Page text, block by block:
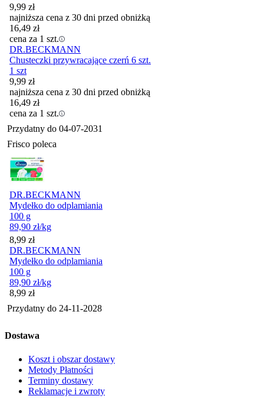
9,99 zł
najniższa cena z 30 dni przed obniżką
16,49 zł
cena za 1 szt.
DR.BECKMANN
Chusteczki przywracające czerń 6 szt.
1 szt
9,99 zł
najniższa cena z 30 dni przed obniżką
16,49 zł
cena za 1 szt.
Przydatny do 04-07-2031
Frisco poleca
DR.BECKMANN
Mydełko do odplamiania
100 g
89,90 zł/kg
Cena
8,99 zł
DR.BECKMANN
Mydełko do odplamiania
100 g
89,90 zł/kg
Cena
8,99 zł
Przydatny do 24-11-2028
Dostawa
Koszt i obszar dostawy
Metody Płatności
Terminy dostawy
Reklamacje i zwroty